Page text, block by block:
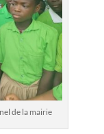
de la mairie